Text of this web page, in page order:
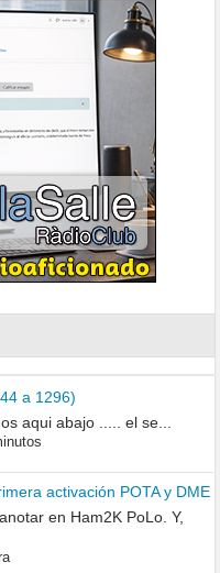
a 1296)
aqui abajo ..... el se...
activación POTA y DME
en Ham2K PoLo. Y,